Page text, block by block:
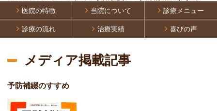
医院の特徴 当院について 診療メニュー
診療の流れ 治療実績 喜びの声
メディア掲載記事
予防補綴のすすめ